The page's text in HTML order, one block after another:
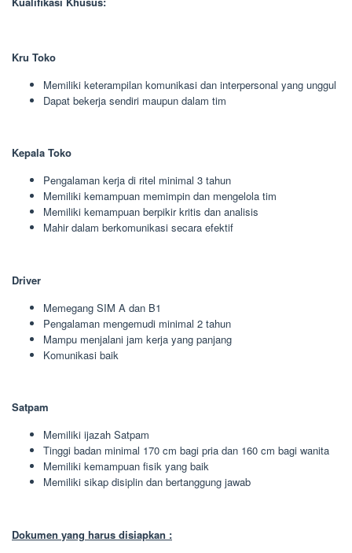
Kru Toko
Memiliki keterampilan komunikasi dan interpersonal yang unggul
Dapat bekerja sendiri maupun dalam tim
Kepala Toko
Pengalaman kerja di ritel minimal 3 tahun
Memiliki kemampuan memimpin dan mengelola tim
Memiliki kemampuan berpikir kritis dan analisis
Mahir dalam berkomunikasi secara efektif
Driver
Memegang SIM A dan B1
Pengalaman mengemudi minimal 2 tahun
Mampu menjalani jam kerja yang panjang
Komunikasi baik
Satpam
Memiliki ijazah Satpam
Tinggi badan minimal 170 cm bagi pria dan 160 cm bagi wanita
Memiliki kemampuan fisik yang baik
Memiliki sikap disiplin dan bertanggung jawab
Dokumen yang harus disiapkan :